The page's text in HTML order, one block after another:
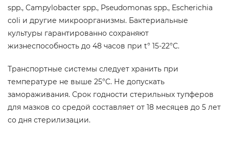
spp., Campylobacter spp., Pseudomonas spp., Escherichia
coli и другие микроорганизмы. Бактериальные
культуры гарантированно сохраняют
жизнеспособность до 48 часов при t° 15-22°C.
Транспортные системы следует хранить при
температуре не выше 25°C. Не допускать
замораживания. Срок годности стерильных тупферов
для мазков со средой составляет от 18 месяцев до 5 лет
со дня стерилизации.